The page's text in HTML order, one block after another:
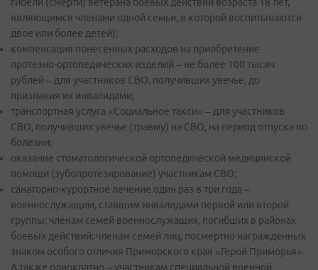
являющимся членами одной семьи, в которой воспитываются
двое или более детей);
компенсация понесенных расходов на приобретение
протезно-ортопедических изделий – не более 100 тысяч
рублей – для участников СВО, получивших увечье, до
признания их инвалидами;
транспортная услуга «Социальное такси» – для участников
СВО, получивших увечье (травму) на СВО, на период отпуска по
болезни;
оказание стоматологической ортопедической медицинской
помощи (зубопротезирование) участникам СВО;
санаторно-курортное лечение один раз в три года –
военнослужащим, ставшим инвалидами первой или второй
группы; членам семей военнослужащих, погибших в районах
боевых действий; членам семей лиц, посмертно награжденных
знаком особого отличия Приморского края «Герой Приморья».
А также однократно – участникам специальной военной